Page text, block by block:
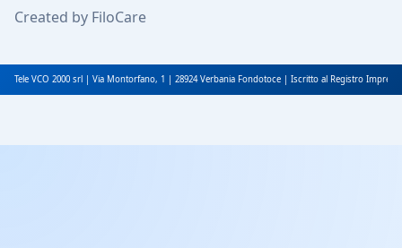
Created by FiloCare
Tele VCO 2000 srl | Via Montorfano, 1 | 28924 Verbania Fondotoce | Iscritto al Registro Imprese